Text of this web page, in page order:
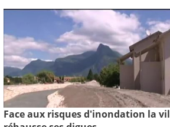
Face aux risques d'inondation la